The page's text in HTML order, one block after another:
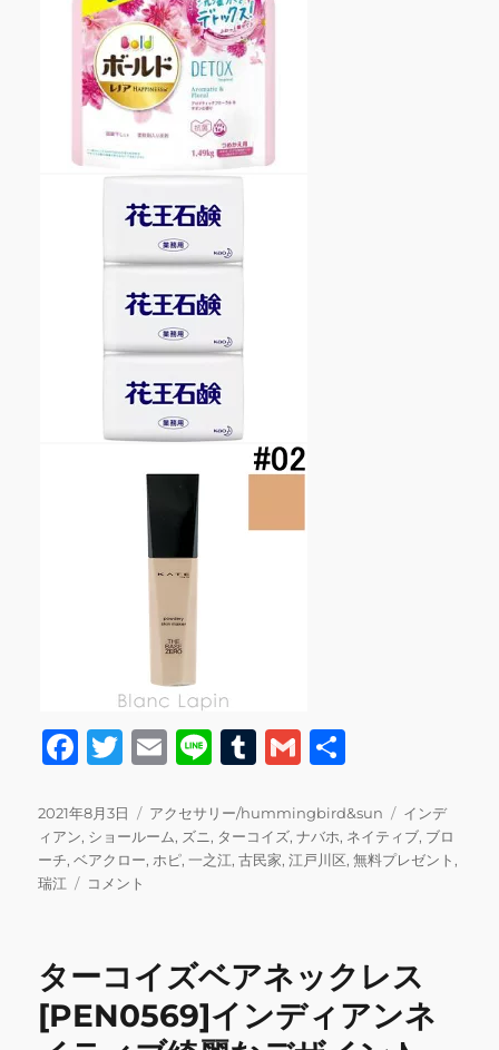
F
c
e
b
o
k
T
it
te
r
E
ai
l
Li
e
T
m
bl
G
ai
l
投
稿
日:
2021年8月3日
カ
テ
ゴ
アクセサリー/hummingbird&sun
タ
グ
インデ
ィアン, ショールーム, ズニ , ターコイズ,ナバホ, ネイティブ, ブロ
ーチ,ベアクロー, ホピ,一之江,古民家,江戸川区,無料プレゼント ,
瑞江
【ご
料
レ
ゼ
コメント
ターコイズベアネックレス
[PEN0569]インディアンネ